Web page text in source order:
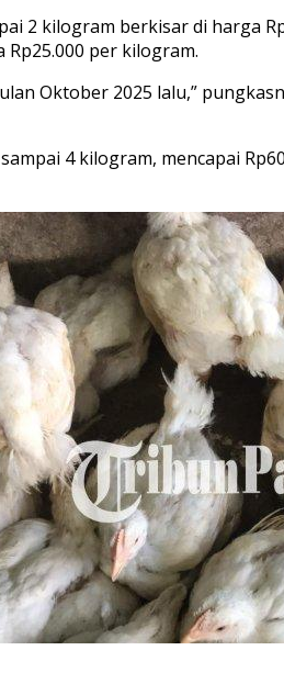
2 kilogram berkisar di harga
per kilogram.
Oktober 2025 lalu,”
4 kilogram, mencapai